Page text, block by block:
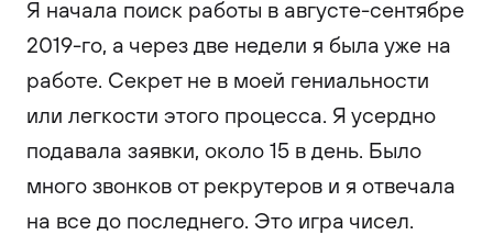
Я начала поиск работы в августе-сентябре
2019-го, а через две недели я была уже на
работе. Секрет не в моей гениальности
или легкости этого процесса. Я усердно
подавала заявки, около 15 в день. Было
много звонков от рекрутеров и я отвечала
на все до последнего. Это игра чисел.